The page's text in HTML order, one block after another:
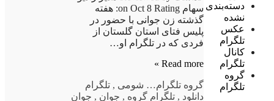
دسته‌بندی
نشده
عکس
تلگرام
کانال
تلگرام
گروه
تلگرام
سهام on Oct 8 Rating: هفته
گذشته زن جوانی با حضور در
پلیس فتای استان گلستان از
فردی که در تلگرام او…
Read more »
گروه تلگرام… شومی , تلگرام
دانلود , تلگرام گروه , جوان , جوان